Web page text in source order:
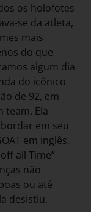
os holofotes
se da atleta,
mais
do que
algum dia
do icônico
de 92, em
team. Ela
em seu
em inglês,
all Time”
não
ou até
desistiu.